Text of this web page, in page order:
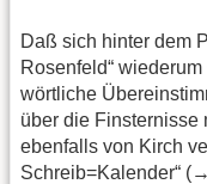
Daß sich hinter dem
Rosenfeld“
wörtliche
über die Finsternisse
ebenfalls von Kirch
Schreib=Kalender“ (→